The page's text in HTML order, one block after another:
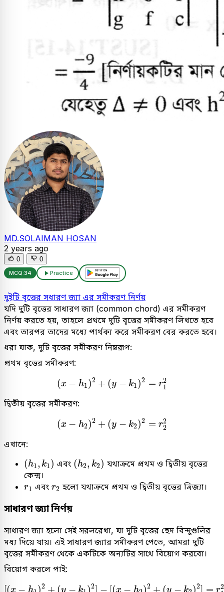
MD.SOLAIMAN HOSAN
2 years ago
0 0
MCQ:34 Practice
দুইটি বৃত্তের সধারণ জ্যা এর সমীকরণ নির্ণয়
যদি দুটি বৃত্তের সাধারণ জ্যা (common chord) এর সমীকরণ
নির্ণয় করতে হয়, তাহলে প্রথমে দুটি বৃত্তের সমীকরণ লিখতে হবে
এবং তারপর তাদের মধ্যে পার্থক্য করে সমীকরণ বের করতে হবে।
ধরা যাক, দুটি বৃত্তের সমীকরণ নিম্নরূপ:
প্রথম বৃত্তের সমীকরণ:
(x − h1)2 + (y − k1)2 = r2
1
−h 1)2 y ) 2=
দ্বিতীয় বৃত্তের সমীকরণ:
(x − h2)2 + (y − k2)2 = r2
2
h )2 + y 2) 2=
এখানে:
(h1, k1)
(h k1 ) এবং (h2, k2)
(h k 2 )যথাক্রমে প্রথম ও দ্বিতীয় বৃত্তের
কেন্দ্র।
r1
r1 এবং r2
r2 হলো যথাক্রমে প্রথম ও দ্বিতীয় বৃত্তের ত্রিজ্যা।
সাধারণ জ্যা নির্ণয়
সাধারণ জ্যা হলো সেই সরলরেখা, যা দুটি বৃত্তের ছেদ বিন্দুগুলির
মধ্য দিয়ে যায়। এই সাধারণ জ্যার সমীকরণ পেতে, আমরা দুটি
বৃত্তের সমীকরণ থেকে একটিকে অন্যটির সাথে বিয়োগ করবো।
বিয়োগ করলে পাই:
[(x − h )2 + (y − k )2] − [(x − h )2 + (y − k )2] = r2
− h1) +( k1 )2] (x 2) 2+ −k 2 =r1 r